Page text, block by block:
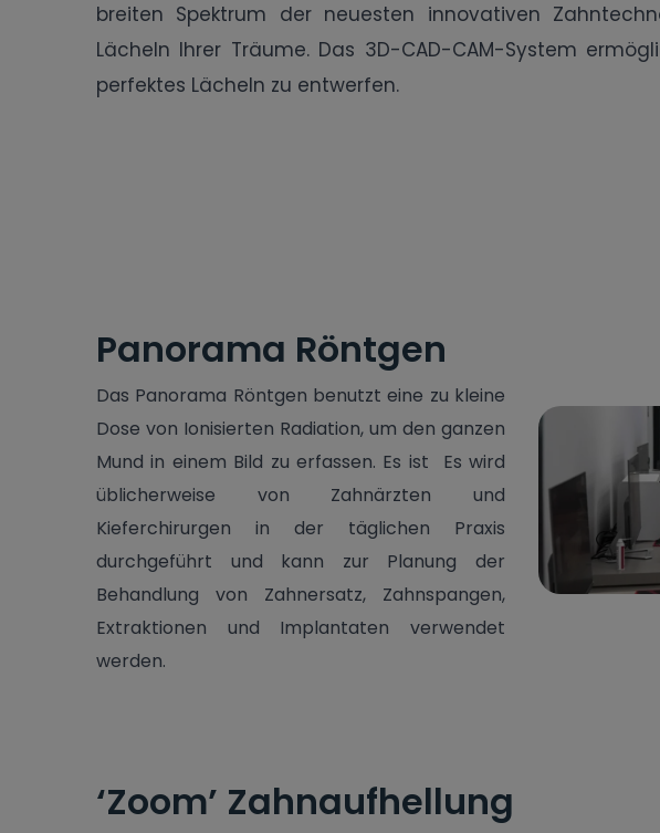
breiten Spektrum der neuesten innovativen
Lächeln Ihrer Träume. Das 3D-CAD-CAM-System
perfektes Lächeln zu entwerfen.
Panorama Röntgen
Das Panorama Röntgen benutzt eine zu kleine
Dose von Ionisierten Radiation, um den ganzen
Mund in einem Bild zu erfassen. Es ist Es wird
üblicherweise von Zahnärzten und
Kieferchirurgen in der täglichen Praxis
durchgeführt und kann zur Planung der
Behandlung von Zahnersatz, Zahnspangen,
Extraktionen und Implantaten verwendet
werden.
‘Zoom’ Zahnaufhellung